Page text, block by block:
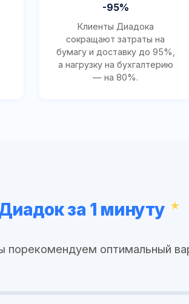
-95%
Клиенты Диадока
сокращают затраты на
бумагу и доставку до 95%,
а нагрузку на бухгалтерию
— на 80%.
за 1 минуту
оптимальный